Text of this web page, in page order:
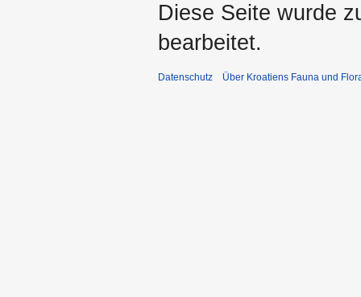
Diese Seite wurde
bearbeitet.
Datenschutz Über Kroatiens Fauna und